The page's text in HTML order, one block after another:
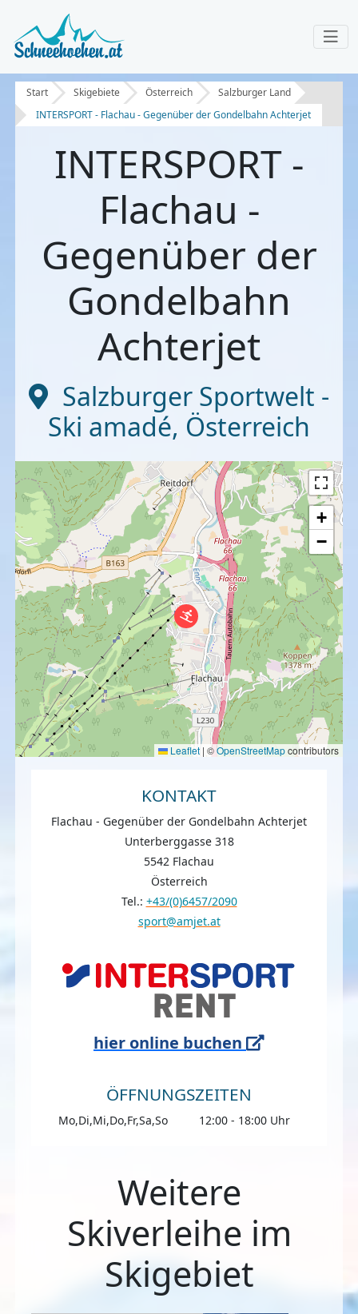
Start Skigebiete Österreich
Salzburger Land
INTERSPORT - Flachau - Gegenüber der Gondelbahn Achterjet
INTERSPORT -
Flachau -
Gegenüber der
Gondelbahn
Achterjet
Salzburger Sportwelt -
Ski amadé, Österreich
+
−
Leaflet | ©OpenStreetMapcontributors
KONTAKT
Flachau - Gegenüber der Gondelbahn Achterjet
Unterberggasse 318
5542 Flachau
Österreich
Tel.: +43/(0)6457/2090
sport@amjet.at
hier online buchen
ÖFFNUNGSZEITEN
Mo,Di,Mi,Do,Fr,Sa,So 12:00 - 18:00 Uhr
Weitere
Skiverleihe im
Skigebiet